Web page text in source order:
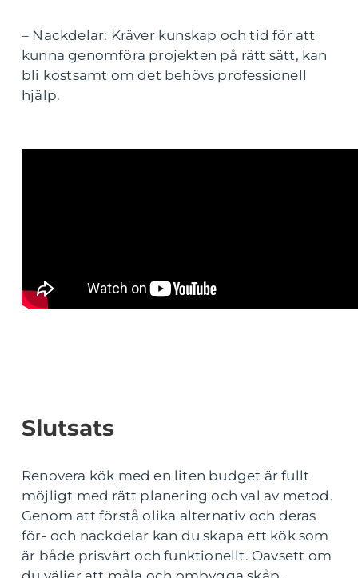
– Nackdelar: Kräver kunskap och tid för att
kunna genomföra projekten på rätt sätt, kan
bli kostsamt om det behövs professionell
hjälp.
Slutsats
Renovera kök med en liten budget är fullt
möjligt med rätt planering och val av metod.
Genom att förstå olika alternativ och deras
för- och nackdelar kan du skapa ett kök som
är både prisvärt och funktionellt. Oavsett om